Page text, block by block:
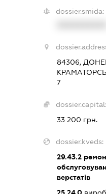
dossier.smida:
84306,
7
dossier.capital:
33 200 грн.
dossier.kveds:
29.43.2
верстатів